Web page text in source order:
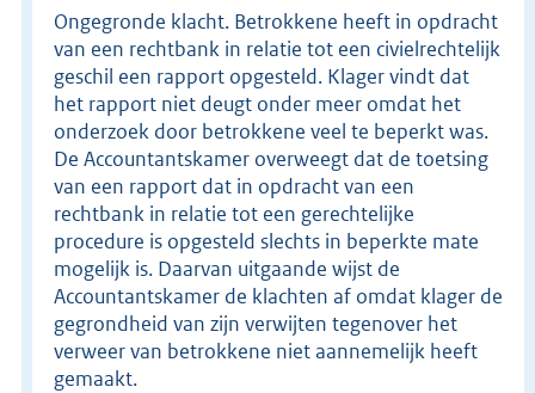
Ongegronde klacht. Betrokkene heeft in opdracht
van een rechtbank in relatie tot een civielrechtelijk
geschil een rapport opgesteld. Klager vindt dat
het rapport niet deugt onder meer omdat het
onderzoek door betrokkene veel te beperkt was.
De Accountantskamer overweegt dat de toetsing
van een rapport dat in opdracht van een
rechtbank in relatie tot een gerechtelijke
procedure is opgesteld slechts in beperkte mate
mogelijk is. Daarvan uitgaande wijst de
Accountantskamer de klachten af omdat klager de
gegrondheid van zijn verwijten tegenover het
verweer van betrokkene niet aannemelijk heeft
gemaakt.